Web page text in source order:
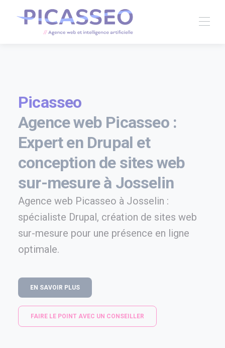
Picasseo
Agence web Picasseo :
Expert en Drupal et
conception de sites web
sur-mesure à Josselin
Agence web Picasseo à Josselin :
spécialiste Drupal, création de sites web
sur-mesure pour une présence en ligne
optimale.
EN SAVOIR PLUS
FAIRE LE POINT AVEC UN CONSEILLER